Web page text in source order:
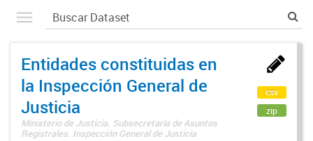
Entidades constituidas en
la Inspección General de
Justicia
Ministerio de Justicia. Subsecretaría de Asuntos
Registrales. Inspección General de Justicia
csv
zip